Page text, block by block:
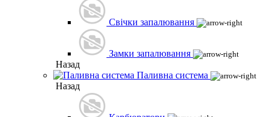
Свічки запалювання
Замки запалювання
Назад
Паливна система
Назад